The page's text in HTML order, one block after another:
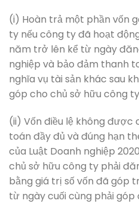
(i) Hoàn trả một phần vốn
ty nếu công ty đã hoạt
năm trở lên kể từ ngày
nghiệp và bảo đảm thanh
nghĩa vụ tài sản khác sau
góp cho chủ sở hữu công
(ii) Vốn điều lệ không
toán đầy đủ và đúng hạn
của Luật Doanh nghiệp
chủ sở hữu công ty phải
bằng giá trị số vốn đã góp
từ ngày cuối cùng phải góp